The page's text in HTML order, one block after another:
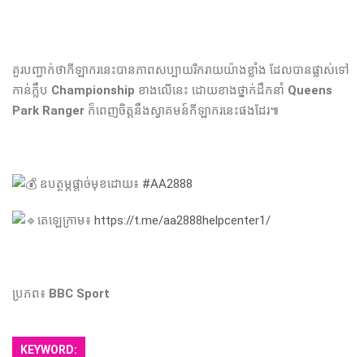
គួរបញ្ជាក់ថាកីឡាករ​នេះ​បាន​ភាព​សប្បាយ​រីករាយ​យ៉ាង​ខ្លាំង​ ដែល​បាន​ផ្លាស់​ទៅ​
កាន់​ក្លឹប​ Championship ខាង​លើ​នេះ​ ដោយ​ខាង​ថ្នាក់​ដឹកនាំ​ Queens
Park Ranger ក៏​ពេញ​ចិត្ត​នឹង​ស្វាគមន៍​កីឡាករ​នេះ​ផង​ដែរ​៕
ឧបត្ថម្ភផ្តាច់មុខដោយ៖ #AA2888
តេឡេក្រាម៖ https://t.me/aa2888helpcenter1/
ប្រភព៖ BBC Sport
KEYWORD: